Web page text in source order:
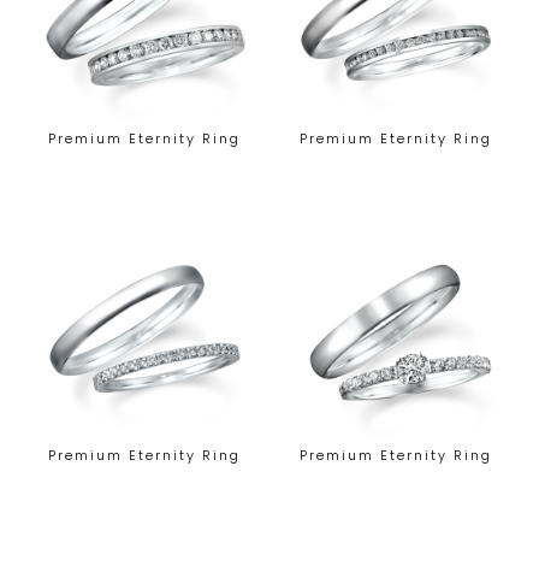
Premium Eternity Ring Premium Eternity Ring
Premium Eternity Ring Premium Eternity Ring